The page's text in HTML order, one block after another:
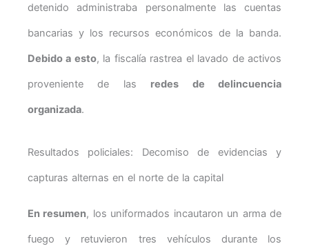
detenido administraba personalmente las cuentas
bancarias y los recursos económicos de la banda.
Debido a esto, la fiscalía rastrea el lavado de activos
proveniente de las redes de delincuencia
organizada.
Resultados policiales: Decomiso de evidencias y
capturas alternas en el norte de la capital
En resumen, los uniformados incautaron un arma de
fuego y retuvieron tres vehículos durante los